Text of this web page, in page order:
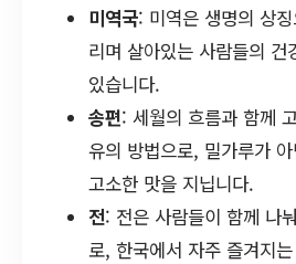
미역국: 미역은 생명의 상
리며 살아있는 사람들의 건
있습니다.
송편: 세월의 흐름과 함께
유의 방법으로, 밀가루가
고소한 맛을 지닙니다.
전: 전은 사람들이 함께 나
로, 한국에서 자주 즐겨지